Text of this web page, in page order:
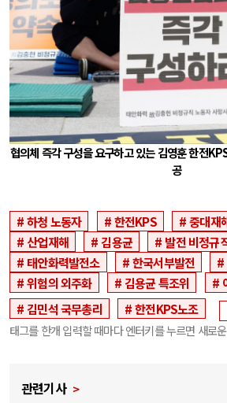
협의체 즉각 구성을 요구하고 있는 김영훈 한전
공
하청 노동자 한전KPS 중대재
산업재해
김용균
발전 비정규
태안화력발전소
한국서부발전
위험의 외주화
김용균 특조위
김민석 국무총리
한전KPS노조
태그를 한개 입력할 때마다 엔터키를 누르면 새로
관련기사